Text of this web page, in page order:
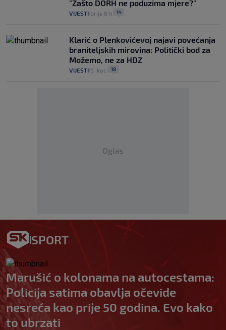
"Zašto DORH ne poduzima mjere?"
VIJESTI prije 8 h 14
Klarić o Plenkovićevoj najavi povećanja
braniteljskih mirovina: Politički bod za
Možemo, ne za HDZ
VIJESTI 6. kol. 18
Oglas
SPORT
Marušić o kolonama na autocestama:
Policija satima obavlja očevide
nesreća kao prije 50 godina. Evo kako
to ubrzati